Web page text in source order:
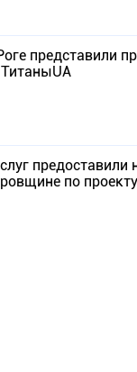
представили
предоставили
по